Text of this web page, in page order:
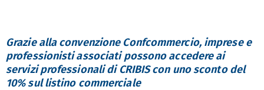
Grazie alla convenzione Confcommercio, imprese e
professionisti associati possono accedere ai
servizi professionali di CRIBIS con uno sconto del
10% sul listino commerciale